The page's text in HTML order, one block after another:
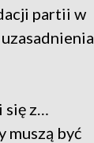
partii w
z…
muszą być